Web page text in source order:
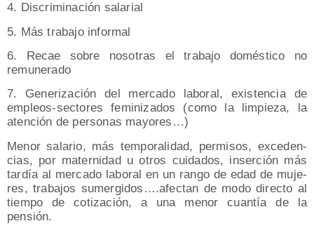
4. Dis­cri­mi­na­ción salarial
5. Más tra­ba­jo informal
6. Recae sobre noso­tras el tra­ba­jo domés­ti­co no
remunerado
7. Gene­ri­za­ción del mer­ca­do labo­ral, exis­ten­cia de
empleos-sec­to­res femi­ni­za­dos (como la lim­pie­za, la
aten­ción de per­so­nas mayores…)
Menor sala­rio, más tem­po­ra­li­dad, per­mi­sos, exce­den­
cias, por mater­ni­dad u otros cui­da­dos, inser­ción más
tar­día al mer­ca­do labo­ral en un ran­go de edad de muje­
res, tra­ba­jos sumergidos….afectan de modo direc­to al
tiem­po de coti­za­ción, a una menor cuan­tía de la
pensión.